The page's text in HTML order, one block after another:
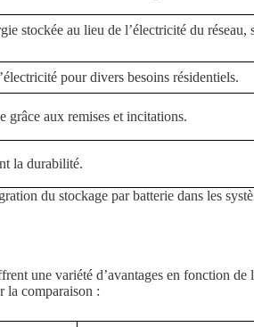
stockée au lieu de l’électricité du réseau,
pour divers besoins résidentiels.
grâce aux remises et incitations.
la durabilité.
du stockage par batterie dans les
une variété d’avantages en fonction
la comparaison :